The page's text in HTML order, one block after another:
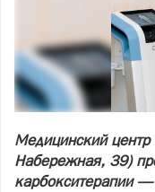
Медицинский
Набережная, 39)
карбокситерапии